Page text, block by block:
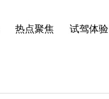
热点聚焦 试驾体验